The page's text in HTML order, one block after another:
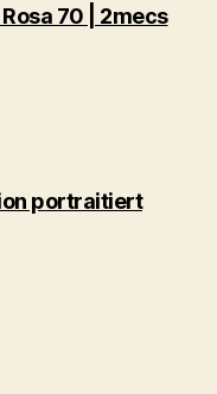
70 | 2mecssagt:
portraitiert